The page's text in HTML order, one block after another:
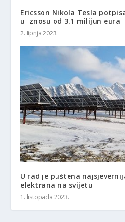
Ericsson Nikola Tesla
u iznosu od 3,1 milijun eura
2. lipnja 2023.
U rad je puštena
elektrana na svijetu
1. listopada 2023.